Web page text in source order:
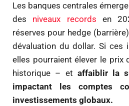
Les banques centrales
des niveaux records en
réserves pour hedge
dévaluation du dollar. Si ces
elles pourraient élever le prix
historique – et affaiblir la
impactant les comptes
investissements globaux.